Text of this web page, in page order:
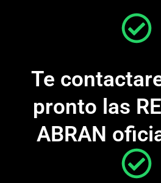
Te
pronto las
ABRAN